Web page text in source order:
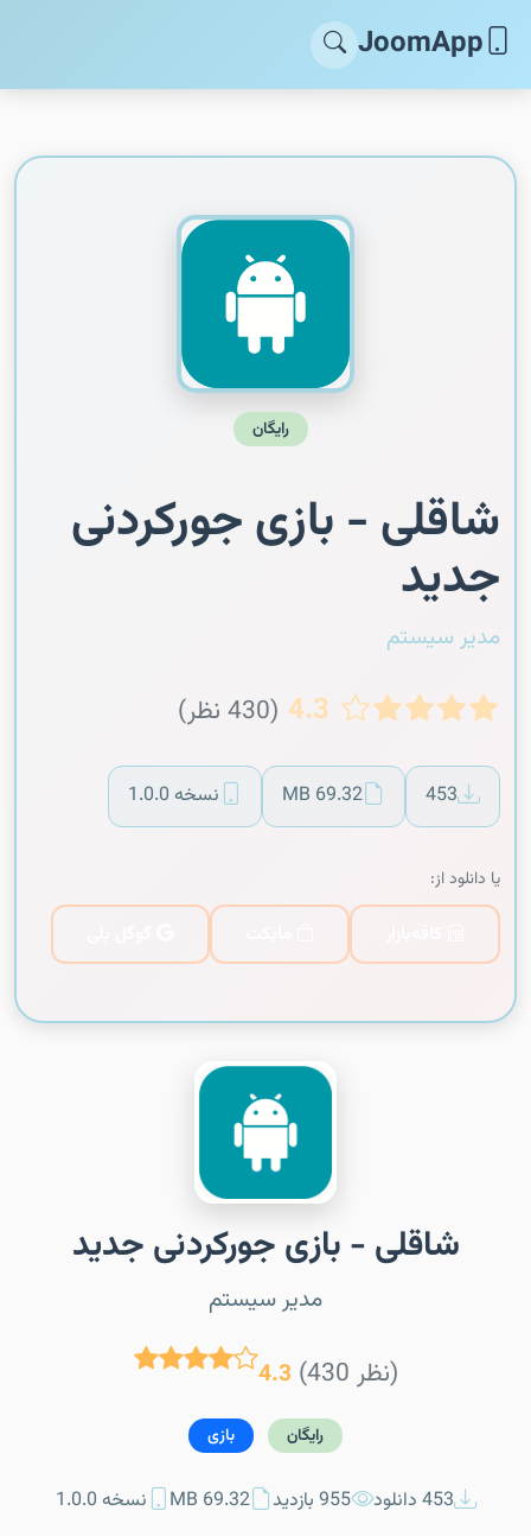
JoomApp
رایگان
شاقلی - بازی جورکردنی
جدید
مدیر سیستم
4.3 (430 نظر)
453
69.32 MB نسخه 1.0.0
یا دانلود از:
شاقلی - بازی جورکردنی جدید
مدیر سیستم
4.3 (430 نظر)
رایگان بازی
453 دانلود 955 بازدید 69.32 MB نسخه 1.0.0